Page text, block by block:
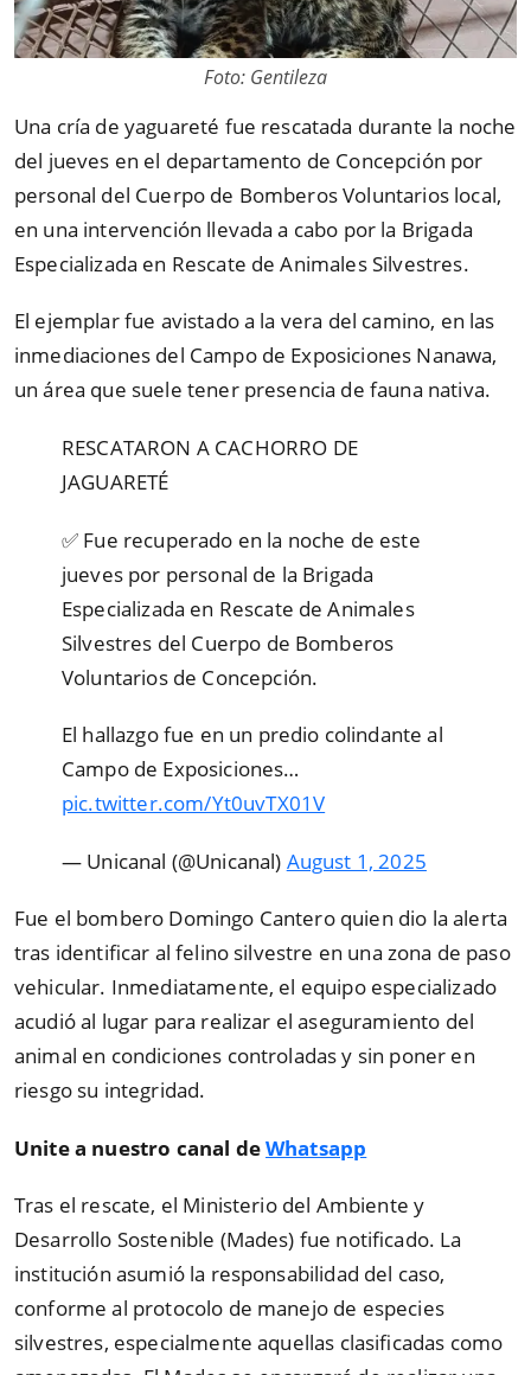
Foto: Gentileza
Una cría de yaguareté fue rescatada durante la noche
del jueves en el departamento de Concepción por
personal del Cuerpo de Bomberos Voluntarios local,
en una intervención llevada a cabo por la Brigada
Especializada en Rescate de Animales Silvestres.
El ejemplar fue avistado a la vera del camino, en las
inmediaciones del Campo de Exposiciones Nanawa,
un área que suele tener presencia de fauna nativa.
RESCATARON A CACHORRO DE
JAGUARETÉ
✅ Fue recuperado en la noche de este
jueves por personal de la Brigada
Especializada en Rescate de Animales
Silvestres del Cuerpo de Bomberos
Voluntarios de Concepción.
El hallazgo fue en un predio colindante al
Campo de Exposiciones…
pic.twitter.com/Yt0uvTX01V
— Unicanal (@Unicanal) August 1, 2025
Fue el bombero Domingo Cantero quien dio la alerta
tras identificar al felino silvestre en una zona de paso
vehicular. Inmediatamente, el equipo especializado
acudió al lugar para realizar el aseguramiento del
animal en condiciones controladas y sin poner en
riesgo su integridad.
Unite a nuestro canal deWhatsapp
Tras el rescate, el Ministerio del Ambiente y
Desarrollo Sostenible (Mades) fue notificado. La
institución asumió la responsabilidad del caso,
conforme al protocolo de manejo de especies
silvestres, especialmente aquellas clasificadas como